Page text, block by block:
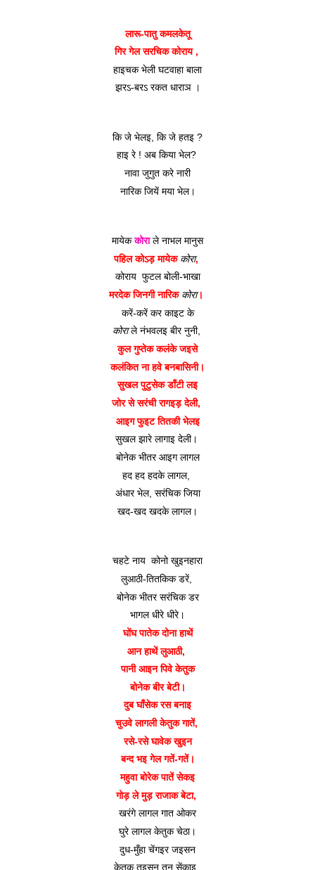
लारू-पातु कमलकेतू
गिर गेल सरचिक कोराय ,
हाइचक भेली घटवाहा बाला
झरऽ-बरऽ रकत धाराञ ।
कि जे भेलइ, कि जे हतइ ?
हाइ रे ! अब किया भेल?
नावा जुगुत करे नारी
नारिक जियें मया भेल।
मायेक कोरा ले नाभल मानुस
पहिल कोऽड़ मायेक कोरा,
कोराय  फुटल बोली-भाखा
मरदेक जिनगी नारिक कोरा।
करें-करें कर काइट के
कोरा ले नंभवलइ बीर नुनी,
कुल गुप्तेक कलंके जइसे
कलंकित ना हवे बनबासिनी।
सुखल पुटुसेक डाँटी लइ
जोर से सरंची रागइड़ देली,
आइग फुइट तितकी भेलइ
सुखल झारे लागाइ देली।
बोनेक भीतर आइग लागल
हद हद हदके लागल,
अंधार भेल, सरंचिक जिया
खद-खद खदके लागल।
चहटे नाय  कोनो खुइनहारा
लुआठी-तितकिक डरें,
बोनेक भीतर सरंचिक डर
भागल धीरे धीरे।
घोंघ पातेक दोना हाथें
आन हाथें लुआठी,
पानी आइन पिवे केतुक
बोनेक बीर बेटी।
दुब घाँसेक रस बनाइ
चुउवे लागली केतुक गातें,
रसे-रसे घावेक खुइन
बन्द भइ गेल गतें-गतें।
महुवा बोरेक पातें सेकइ
गोड़ ले मुड़ राजाक बेटा,
खरंगे लागल गात ओकर
घुरे लागल केतुक चेठा।
दुध-मुँहा चेंगइर जइसन
केतुक तइसन तन सेंकाइ,